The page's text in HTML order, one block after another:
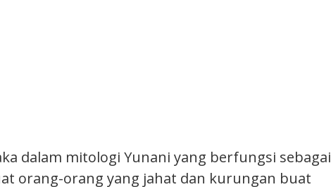
dalam mitologi Yunani yang berfungsi sebagai
orang-orang yang jahat dan kurungan buat